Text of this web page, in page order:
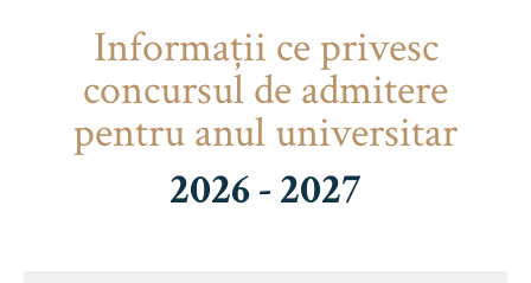
Informaţii ce privesc
concursul de admitere
pentru anul universitar
2026 - 2027